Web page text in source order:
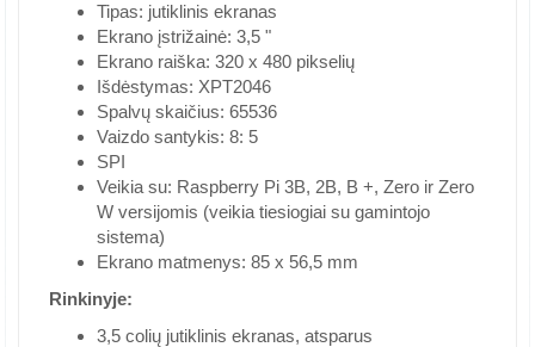
Tipas: jutiklinis ekranas
Ekrano įstrižainė: 3,5 "
Ekrano raiška: 320 x 480 pikselių
Išdėstymas: XPT2046
Spalvų skaičius: 65536
Vaizdo santykis: 8: 5
SPI
Veikia su: Raspberry Pi 3B, 2B, B +, Zero ir Zero
W versijomis (veikia tiesiogiai su gamintojo
sistema)
Ekrano matmenys: 85 x 56,5 mm
Rinkinyje:
3,5 colių jutiklinis ekranas, atsparus